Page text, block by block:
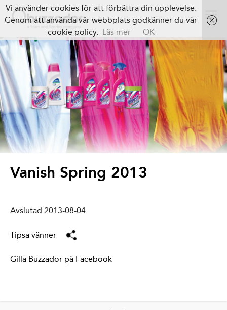
Vanish Spring 2013
Avslutad 2013-08-04
Tipsa vänner
Gilla Buzzador på Facebook
Vi använder cookies för att förbättra din upplevelse.
Genom att använda vår webbplats godkänner du vår
cookie policy. Läs mer OK